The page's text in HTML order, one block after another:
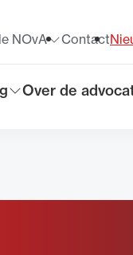
voorToon submenu
Over de
voor
NOvA Contact